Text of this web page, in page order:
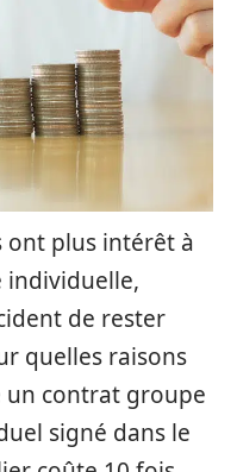
ont plus intérêt à
individuelle,
de rester
quelles raisons
un contrat groupe
signé dans le